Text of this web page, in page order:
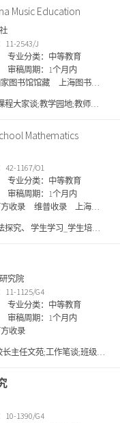
_谈艺录 关注_大语探索 语
师工作室巡展 关注_课程
Music Education
11-2543/J
专业分类：中等教育
审稿周期：1个月内
家图书馆馆藏
上海图书馆
程大家谈;教学园地;教师教
Mathematics
42-1167/O1
专业分类：中等教育
审稿周期：1个月内
收录 维普收录
上海图
探究、 学生学习_学生培
试题研究、 教法探索_教学
课程视点_教材点击、 学
_试卷评析、 解题天地_解
、 特色展台_讲课比赛、
习_学法培养、 解题天地_
角、 课程视点_数学教
色展台_生长热点、 评价透
题历程、 特色展台_通法秒
特色展台_至简视点、 特色
究院
11-1125/G4
专业分类：中等教育
审稿周期：1个月内
收录
主任文苑;工作笔谈;班级管
10-1390/G4